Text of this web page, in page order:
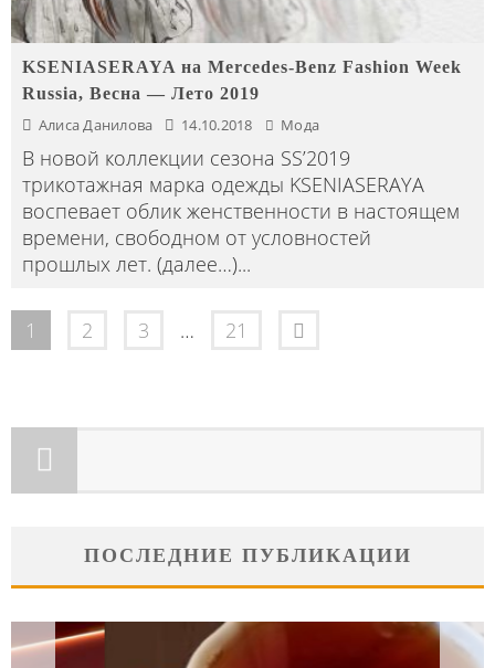
KSENIASERAYA на Mercedes-Benz Fashion Week
Russia, Весна — Лето 2019
Алиса Данилова 14.10.2018 Мода
В новой коллекции сезона SS’2019
трикотажная марка одежды KSENIASERAYA
воспевает облик женственности в настоящем
времени, свободном от условностей
прошлых лет. (далее…)...
1 2 3 … 21
ПОСЛЕДНИЕ ПУБЛИКАЦИИ